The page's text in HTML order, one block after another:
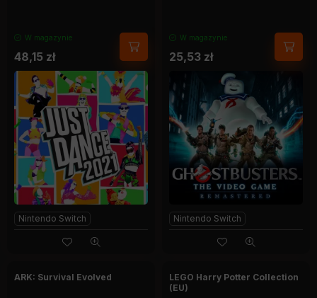
W magazynie
48,15 zł
Nintendo Switch
W magazynie
25,53 zł
Nintendo Switch
ARK: Survival Evolved
LEGO Harry Potter Collection
(EU)